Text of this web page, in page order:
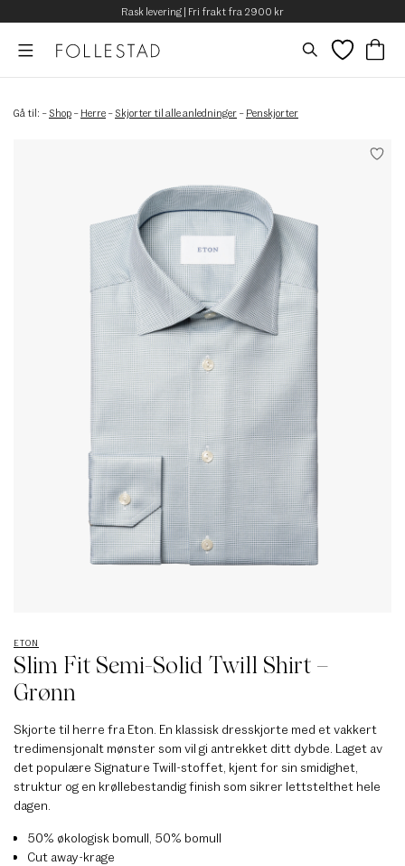
Rask levering | Fri frakt fra 2900 kr
Gå til: – Shop – Herre – Skjorter til alle anledninger – Penskjorter
ETON
Slim Fit Semi-Solid Twill Shirt –
Grønn
Skjorte til herre fra Eton. En klassisk dresskjorte med et vakkert
tredimensjonalt mønster som vil gi antrekket ditt dybde. Laget av
det populære Signature Twill-stoffet, kjent for sin smidighet,
struktur og en krøllebestandig finish som sikrer lettstelthet hele
dagen.
50% økologisk bomull, 50% bomull
Cut away-krage